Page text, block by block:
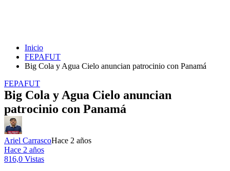
Inicio
FEPAFUT
Big Cola y Agua Cielo anuncian patrocinio con Panamá
FEPAFUT
Big Cola y Agua Cielo anuncian
patrocinio con Panamá
Ariel CarrascoHace 2 años
Hace 2 años
816,0 Vistas